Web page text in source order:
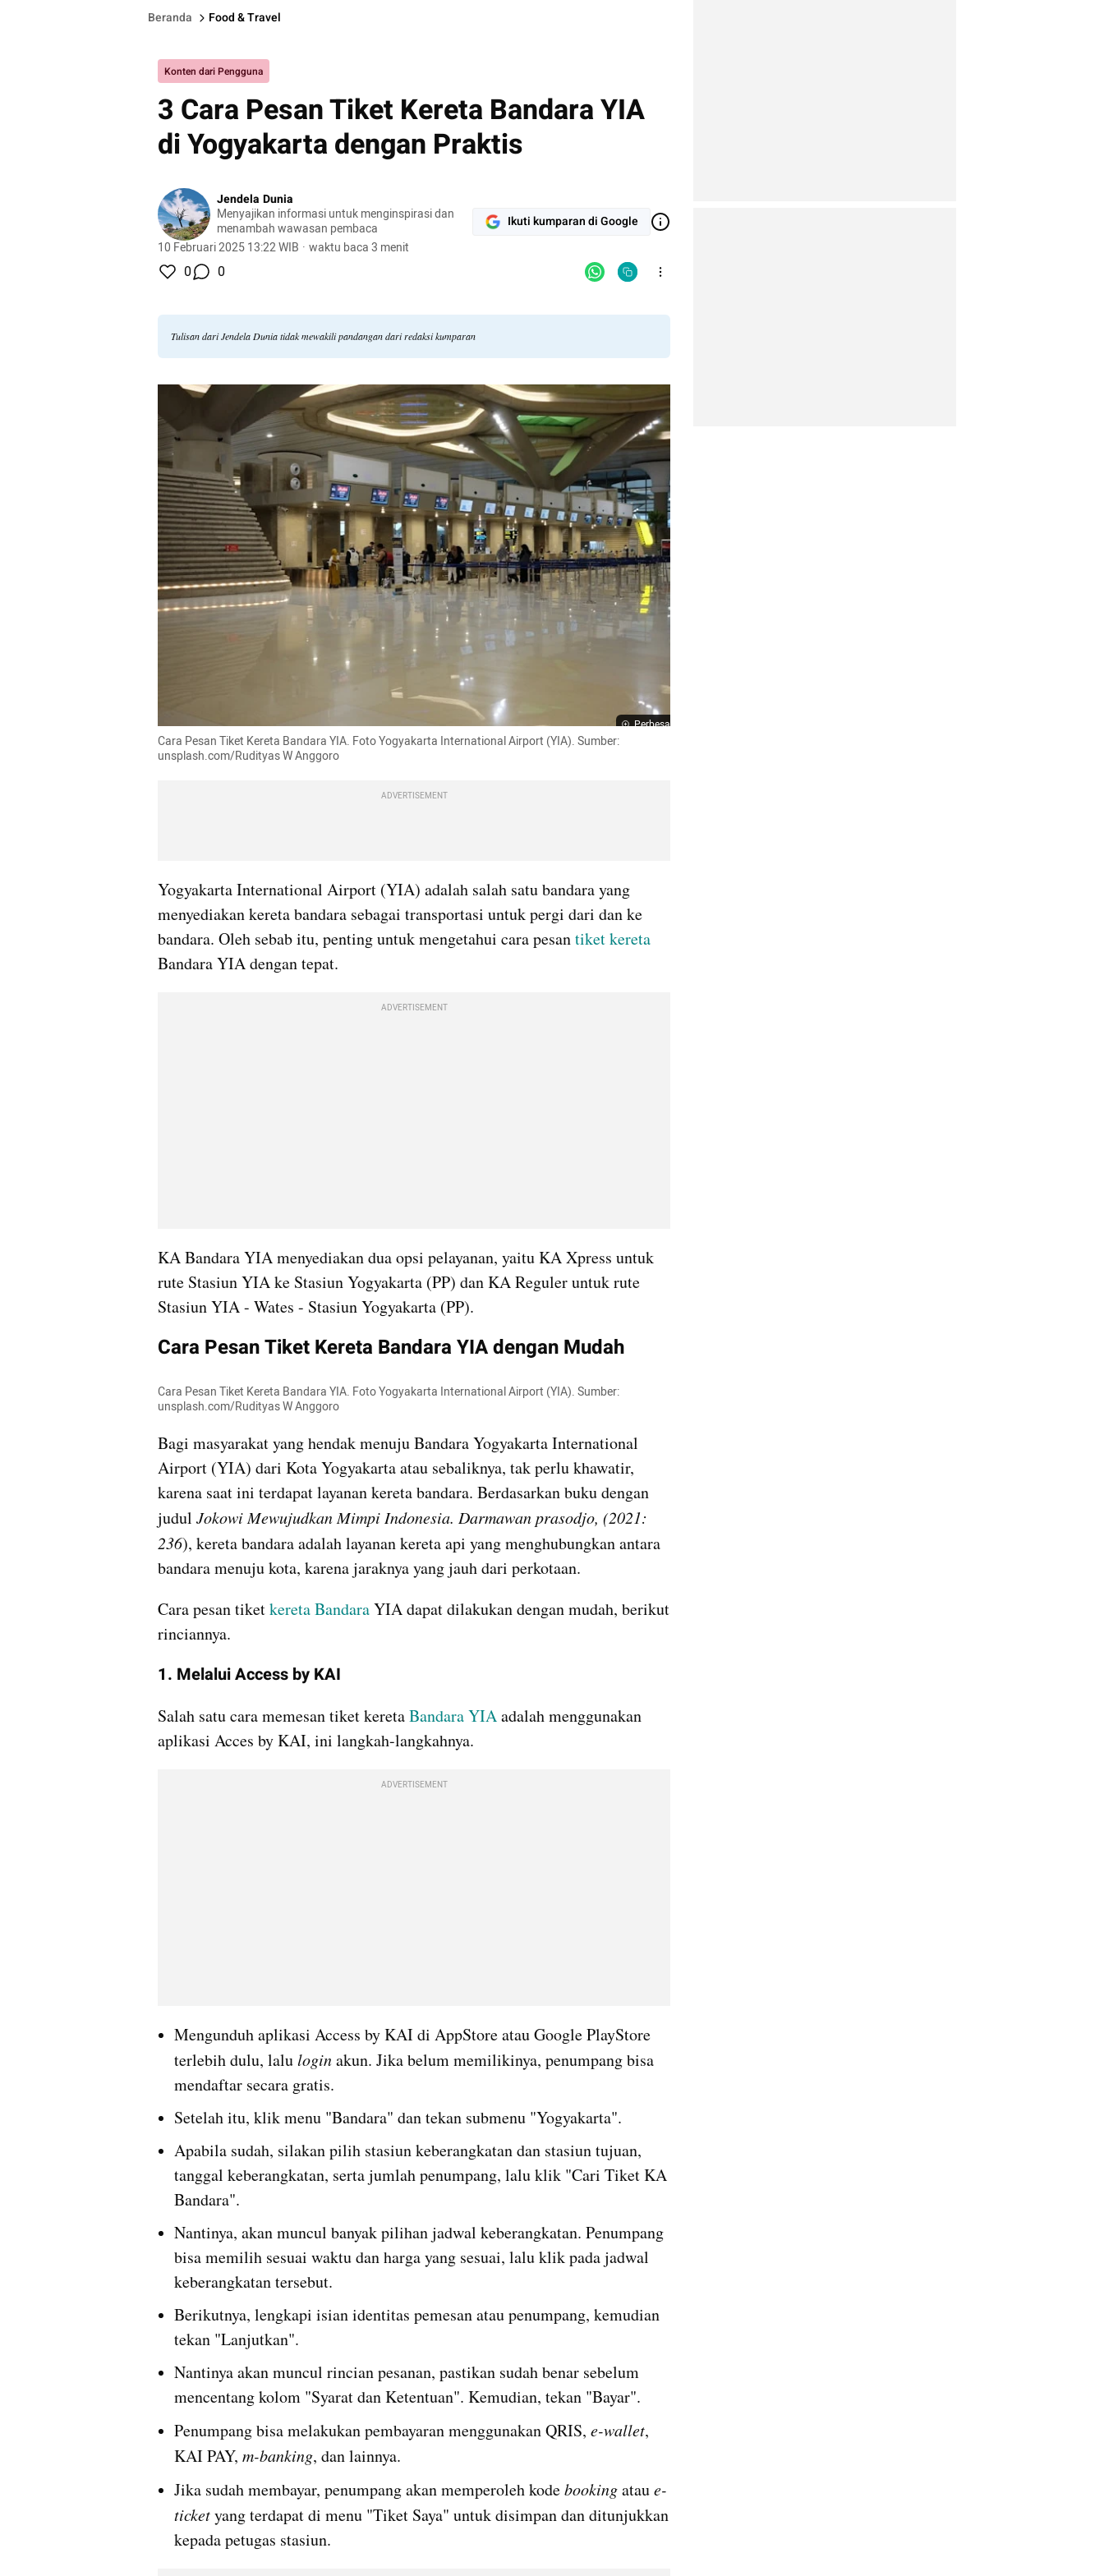
Beranda Food & Travel
Konten dari Pengguna
3 Cara Pesan Tiket Kereta Bandara YIA
di Yogyakarta dengan Praktis
Jendela Dunia
Menyajikan informasi untuk menginspirasi dan
menambah wawasan pembaca
10 Februari 2025 13:22 WIB · waktu baca 3 menit
Ikuti kumparan di Google
0 0
Tulisan dari Jendela Dunia tidak mewakili pandangan dari redaksi kumparan
Perbesar
Cara Pesan Tiket Kereta Bandara YIA. Foto Yogyakarta International Airport (YIA). Sumber:
unsplash.com/Rudityas W Anggoro
ADVERTISEMENT
Yogyakarta International Airport (YIA) adalah salah satu bandara yang
menyediakan kereta bandara sebagai transportasi untuk pergi dari dan ke
bandara. Oleh sebab itu, penting untuk mengetahui cara pesan tiket kereta
Bandara YIA dengan tepat.
ADVERTISEMENT
KA Bandara YIA menyediakan dua opsi pelayanan, yaitu KA Xpress untuk
rute Stasiun YIA ke Stasiun Yogyakarta (PP) dan KA Reguler untuk rute
Stasiun YIA - Wates - Stasiun Yogyakarta (PP).
Cara Pesan Tiket Kereta Bandara YIA dengan Mudah
Cara Pesan Tiket Kereta Bandara YIA. Foto Yogyakarta International Airport (YIA). Sumber:
unsplash.com/Rudityas W Anggoro
Bagi masyarakat yang hendak menuju Bandara Yogyakarta International
Airport (YIA) dari Kota Yogyakarta atau sebaliknya, tak perlu khawatir,
karena saat ini terdapat layanan kereta bandara. Berdasarkan buku dengan
judul Jokowi Mewujudkan Mimpi Indonesia. Darmawan prasodjo, (2021:
236), kereta bandara adalah layanan kereta api yang menghubungkan antara
bandara menuju kota, karena jaraknya yang jauh dari perkotaan.
Cara pesan tiket kereta Bandara YIA dapat dilakukan dengan mudah, berikut
rinciannya.
1. Melalui Access by KAI
Salah satu cara memesan tiket kereta Bandara YIA adalah menggunakan
aplikasi Acces by KAI, ini langkah-langkahnya.
ADVERTISEMENT
Mengunduh aplikasi Access by KAI di AppStore atau Google PlayStore
terlebih dulu, lalu login akun. Jika belum memilikinya, penumpang bisa
mendaftar secara gratis.
Setelah itu, klik menu "Bandara" dan tekan submenu "Yogyakarta".
Apabila sudah, silakan pilih stasiun keberangkatan dan stasiun tujuan,
tanggal keberangkatan, serta jumlah penumpang, lalu klik "Cari Tiket KA
Bandara".
Nantinya, akan muncul banyak pilihan jadwal keberangkatan. Penumpang
bisa memilih sesuai waktu dan harga yang sesuai, lalu klik pada jadwal
keberangkatan tersebut.
Berikutnya, lengkapi isian identitas pemesan atau penumpang, kemudian
tekan "Lanjutkan".
Nantinya akan muncul rincian pesanan, pastikan sudah benar sebelum
mencentang kolom "Syarat dan Ketentuan". Kemudian, tekan "Bayar".
Penumpang bisa melakukan pembayaran menggunakan QRIS, e-wallet,
KAI PAY, m-banking, dan lainnya.
Jika sudah membayar, penumpang akan memperoleh kode booking atau e-
ticket yang terdapat di menu "Tiket Saya" untuk disimpan dan ditunjukkan
kepada petugas stasiun.